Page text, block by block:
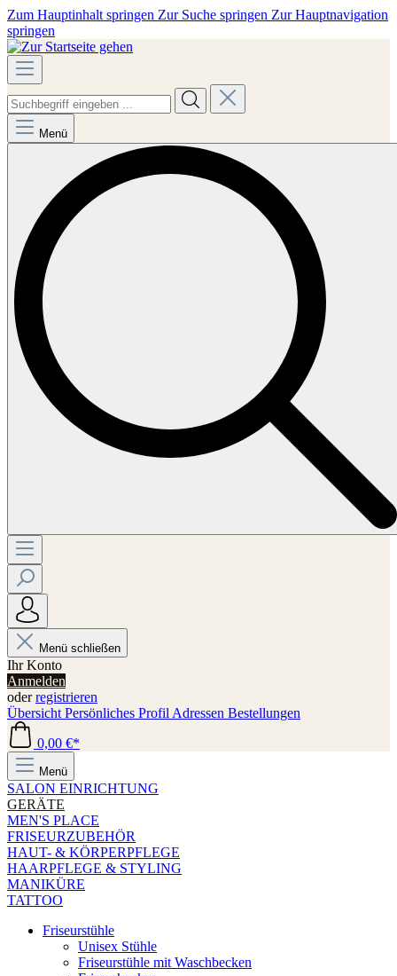
Zum Hauptinhalt springen Zur Suche springen Zur Hauptnavigation
springen
Menü
Menü schließen
Ihr Konto
Anmelden
oderregistrieren
Übersicht Persönliches Profil Adressen Bestellungen
0,00 €*
Menü
SALON EINRICHTUNG
GERÄTE
MEN'S PLACE
FRISEURZUBEHÖR
HAUT- & KÖRPERPFLEGE
HAARPFLEGE & STYLING
MANIKÜRE
TATTOO
Friseurstühle
Unisex Stühle
Friseurstühle mit Waschbecken